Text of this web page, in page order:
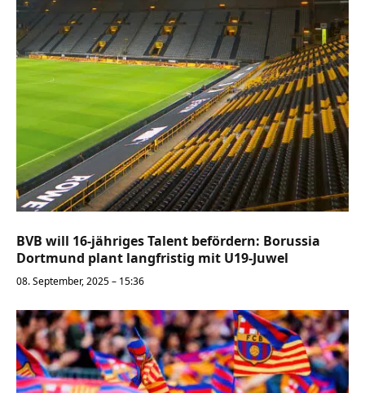
BVB will 16-jähriges Talent befördern: Borussia
Dortmund plant langfristig mit U19-Juwel
08. September, 2025 – 15:36